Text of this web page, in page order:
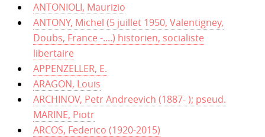
ANTONIOLI, Maurizio
ANTONY, Michel (5 juillet 1950, Valentigney,
Doubs, France -....) historien, socialiste
libertaire
APPENZELLER, E.
ARAGON, Louis
ARCHINOV, Petr Andreevich (1887- ); pseud.
MARINE, Piotr
ARCOS, Federico (1920-2015)